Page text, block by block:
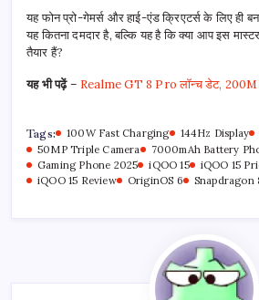
यह फोन प्रो-गेमर्स और हाई-एंड क्रिएटर्स के लिए ही
यह कितना दमदार है, बल्कि यह है कि क्या आप इस
तैयार हैं?
यह भी पढ़ें– Realme GT 8 Pro लॉन्च डेट,
Tags: 100W Fast Charging 144Hz Display
50MP Triple Camera
7000mAh Battery
Gaming Phone 2025
iQOO 15
iQOO 15
iQOO 15 Review
OriginOS 6 Snapdragon